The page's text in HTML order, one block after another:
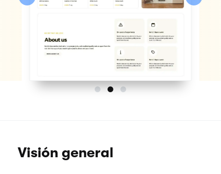
Visión general